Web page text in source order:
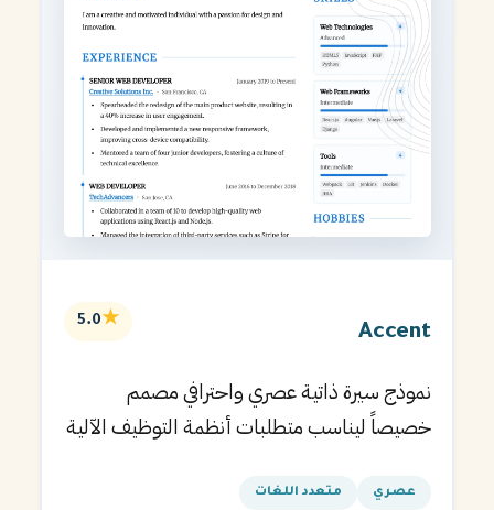
Accent
★
5.0
نموذج سيرة ذاتية عصري واحترافي مصمم
خصيصاً ليناسب متطلبات أنظمة التوظيف الآلية
عصري متعدد اللغات